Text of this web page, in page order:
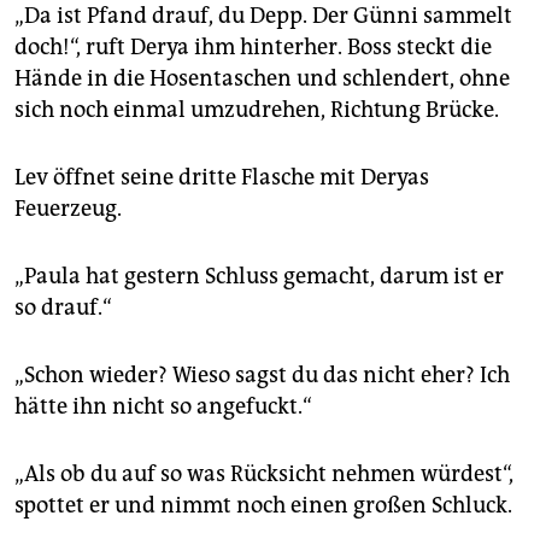
„Da ist Pfand drauf, du Depp. Der Günni sammelt
doch!“, ruft Derya ihm hinterher. Boss steckt die
Hände in die Hosentaschen und schlendert, ohne
sich noch einmal umzudrehen, Richtung Brücke.
Lev öffnet seine dritte Flasche mit Deryas
Feuerzeug.
„Paula hat gestern Schluss gemacht, darum ist er
so drauf.“
„Schon wieder? Wieso sagst du das nicht eher? Ich
hätte ihn nicht so angefuckt.“
„Als ob du auf so was Rücksicht nehmen würdest“,
spottet er und nimmt noch einen großen Schluck.